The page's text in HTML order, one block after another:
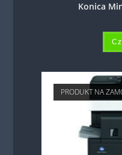
Konica
PRODUKT NA